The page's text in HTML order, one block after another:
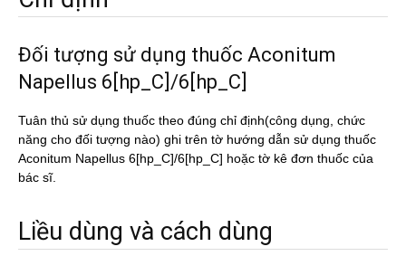
Đối tượng sử dụng thuốc Aconitum
Napellus 6[hp_C]/6[hp_C]
Tuân thủ sử dụng thuốc theo đúng chỉ định(công dụng, chức
năng cho đối tượng nào) ghi trên tờ hướng dẫn sử dụng thuốc
Aconitum Napellus 6[hp_C]/6[hp_C] hoặc tờ kê đơn thuốc của
bác sĩ.
Liều dùng và cách dùng